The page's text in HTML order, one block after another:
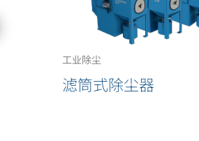
工业除尘
滤筒式除尘器